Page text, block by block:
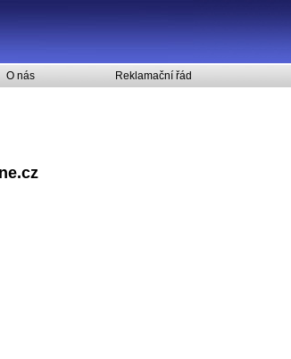
O nás Reklamační řád